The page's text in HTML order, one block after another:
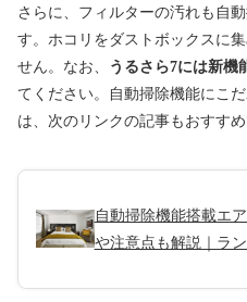
さらに、フィルターの汚れも自
す。ホコリをダストボックスに
せん。なお、
うるさら7には新機
てください。自動掃除機能にこ
は、次のリンクの記事もおすすめ
自動掃除機能搭載エ
や注意点も解説｜ラ